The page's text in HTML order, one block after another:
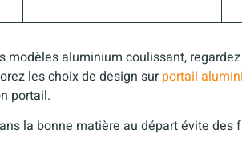
modèles aluminium coulissant,
les choix de design surportail
portail.
la bonne matière au départ évite des